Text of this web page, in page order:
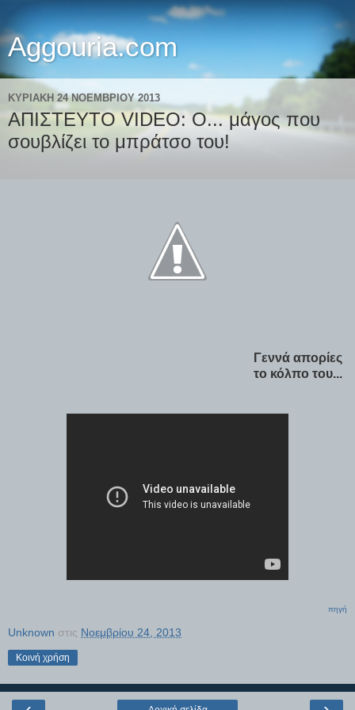
Aggouria.com
ΚΥΡΙΑΚΉ 24 ΝΟΕΜΒΡΊΟΥ 2013
ΑΠΙΣΤΕΥΤΟ VIDEO: Ο... μάγος που
σουβλίζει το μπράτσο του!
Γεννά απορίες
το κόλπο του...
πηγή
Unknown στις Νοεμβρίου 24, 2013
Κοινή χρήση